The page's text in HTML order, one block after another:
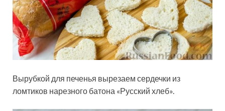
Вырубкой для печенья вырезаем сердечки из
ломтиков нарезного батона «Русский хлеб».